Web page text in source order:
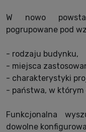
W nowo
pogrupowane pod
- rodzaju budynku,
- miejsca
- charakterystyki
- państwa, w
Funkcjonalna
dowolne